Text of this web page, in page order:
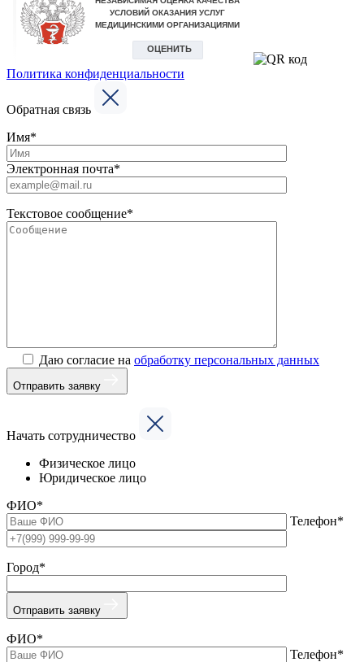
Политика конфиденциальности
Обратная связь
Имя*
Электронная почта*
Текстовое сообщение*
Даю согласие на обработку персональных данных
Отправить заявку
Начать сотрудничество
Физическое лицо
Юридическое лицо
ФИО*
Телефон*
Город*
Отправить заявку
ФИО*
Телефон*